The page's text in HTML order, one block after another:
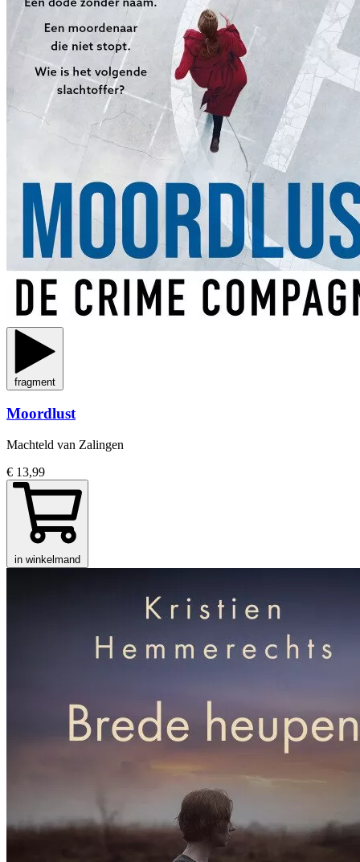
fragment
Moordlust
Machteld van Zalingen
€ 13,99
in winkelmand